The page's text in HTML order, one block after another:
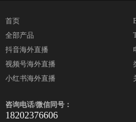
首页
全部产品
抖音海外直播
视频号海外直播
小红书海外直播
咨询电话/微信同号：
18202376606